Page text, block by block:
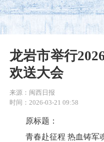
龙岩市举行
欢送大会
来源：闽西日报
时间：2026-03-21 09:58
原标题：
青春赴征程 热血铸军